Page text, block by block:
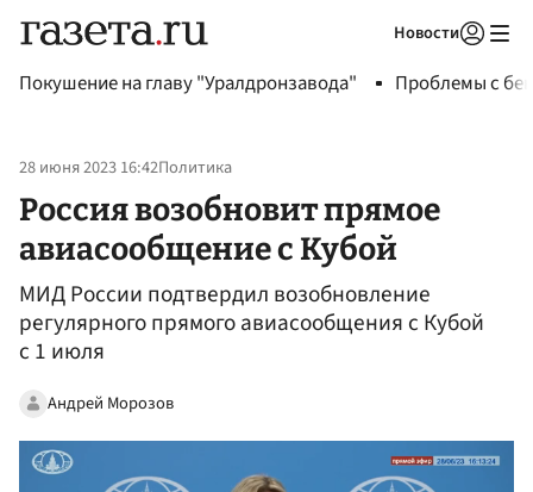
Новости
Покушение на главу "Уралдронзавода" Проблемы с
28 июня 2023 16:42Политика
Россия возобновит прямое
авиасообщение с Кубой
МИД России подтвердил возобновление
регулярного прямого авиасообщения с Кубой
с 1 июля
Андрей Морозов